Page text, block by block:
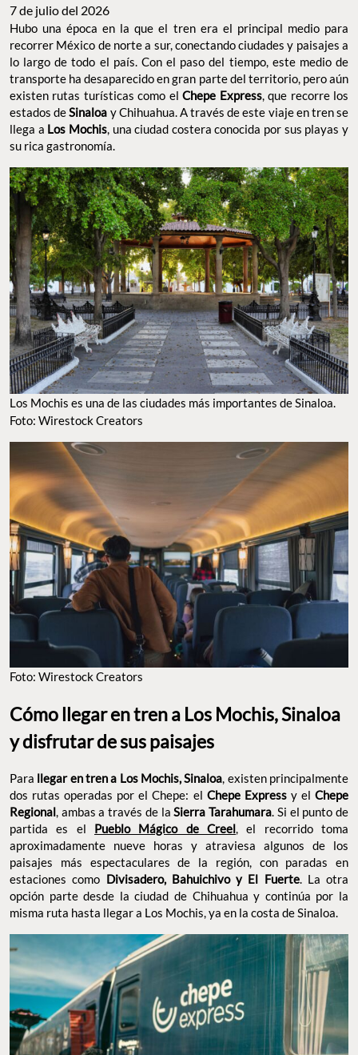
7 de julio del 2026
Hubo una época en la que el tren era el principal medio para
recorrer México de norte a sur, conectando ciudades y paisajes a
lo largo de todo el país. Con el paso del tiempo, este medio de
transporte ha desaparecido en gran parte del territorio, pero aún
existen rutas turísticas como elChepe Express, que recorre los
estados deSinaloa y Chihuahua. A través de este viaje en tren se
llega a Los Mochis, una ciudad costera conocida por sus playas y
su rica gastronomía.
Los Mochis es una de las ciudades más importantes de Sinaloa.
Foto: Wirestock Creators
Foto: Wirestock Creators
Cómo llegar en tren a Los Mochis, Sinaloa
y disfrutar de sus paisajes
Para llegar en tren a Los Mochis, Sinaloa, existen principalmente
dos rutas operadas por el Chepe: el Chepe Expressy elChepe
Regional, ambas a través de laSierra Tarahumara. Si el punto de
partida es el
Pueblo Mágico de Creel, el recorrido toma
aproximadamente nueve horas y atraviesa algunos de los
paisajes más espectaculares de la región, con paradas en
estaciones como Divisadero, Bahuichivo y El Fuerte. La otra
opción parte desde la ciudad de Chihuahua y continúa por la
misma ruta hasta llegar a Los Mochis, ya en la costa de Sinaloa.